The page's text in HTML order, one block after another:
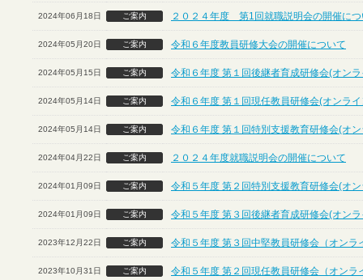
2024年06月18日 ご案内 ２０２４年度 第1回就職説明会の開催につ
2024年05月20日 ご案内 令和６年度教員研修大会の開催について
2024年05月15日 ご案内 令和６年度 第１回後継者育成研修会(オン
2024年05月14日 ご案内 令和６年度 第１回現任教員研修会(オンラ
2024年05月14日 ご案内 令和６年度 第１回特別支援教育研修会(オ
2024年04月22日 ご案内 ２０２４年度就職説明会の開催について
2024年01月09日 ご案内 令和５年度 第２回特別支援教育研修会(オ
2024年01月09日 ご案内 令和５年度 第３回後継者育成研修会(オン
2023年12月22日 ご案内 令和５年度 第３回中堅教員研修会（オンラ
2023年10月31日 ご案内 令和５年度 第２回現任教員研修会（オンラ